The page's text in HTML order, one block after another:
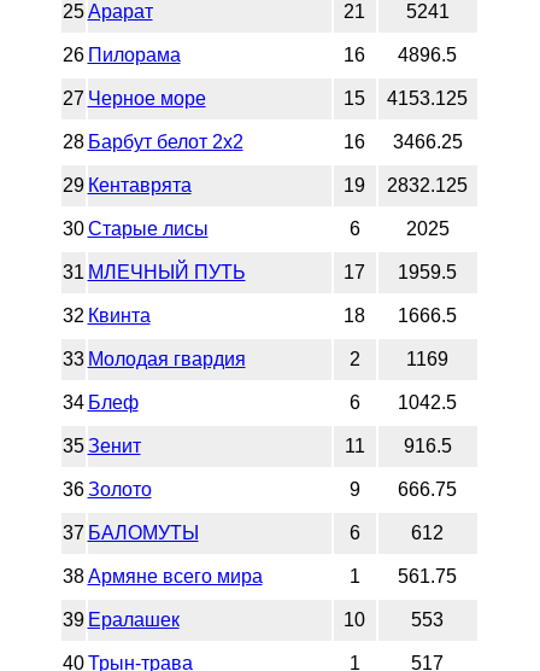
25 Арарат 21 5241
26 Пилорама 16 4896.5
27 Черное море 15 4153.125
28 Барбут белот 2х2 16 3466.25
29 Кентаврята 19 2832.125
30 Старые лисы 6 2025
31 МЛЕЧНЫЙ ПУТЬ 17 1959.5
32 Квинта 18 1666.5
33 Молодая гвардия 2 1169
34 Блеф 6 1042.5
35 Зенит 11 916.5
36 Золото 9 666.75
37 БАЛОМУТЫ 6 612
38 Армяне всего мира 1 561.75
39 Ералашек 10 553
40 Трын-трава 1 517